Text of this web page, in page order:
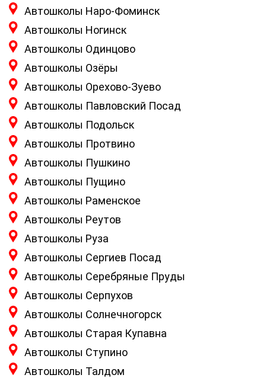
Автошколы Наро-Фоминск
Автошколы Ногинск
Автошколы Одинцово
Автошколы Озёры
Автошколы Орехово-Зуево
Автошколы Павловский Посад
Автошколы Подольск
Автошколы Протвино
Автошколы Пушкино
Автошколы Пущино
Автошколы Раменское
Автошколы Реутов
Автошколы Руза
Автошколы Сергиев Посад
Автошколы Серебряные Пруды
Автошколы Серпухов
Автошколы Солнечногорск
Автошколы Старая Купавна
Автошколы Ступино
Автошколы Талдом